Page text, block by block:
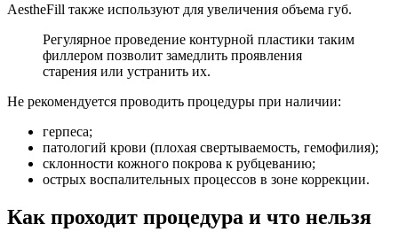
AestheFill также используют для увеличения объема губ.
Регулярное проведение контурной пластики таким
филлером позволит замедлить проявления
старения или устранить их.
Не рекомендуется проводить процедуры при наличии:
герпеса;
патологий крови (плохая свертываемость, гемофилия);
склонности кожного покрова к рубцеванию;
острых воспалительных процессов в зоне коррекции.
Как проходит процедура и что нельзя